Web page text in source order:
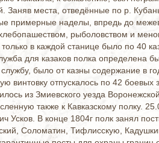
Заняв места, отведённые по р.
примерные наделы, впредь до
рыболовством и
в каждой станице было по 40
для казаков полка определена
было от казны содержание в
винтовку отпускалось по 42
из Змиевского уезда
также к Кавказскому полку.
Усков. В конце 1804г полк занял
Соломатин, Тифлисскую,